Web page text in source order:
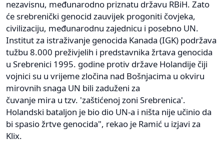
nezavisnu, međunarodno priznatu državu RBiH. Zato
će srebrenički genocid zauvijek progoniti čovjeka,
civilizaciju, međunarodnu zajednicu i posebno UN.
Institut za istraživanje genocida Kanada (IGK) podržava
tužbu 8.000 preživjelih i predstavnika žrtava genocida
u Srebrenici 1995. godine protiv države Holandije čiji
vojnici su u vrijeme zločina nad Bošnjacima u okviru
mirovnih snaga UN bili zaduženi za
čuvanje mira u tzv. 'zaštićenoj zoni Srebrenica'.
Holandski bataljon je bio dio UN-a i ništa nije učinio da
bi spasio žrtve genocida", rekao je Ramić u izjavi za
Klix.